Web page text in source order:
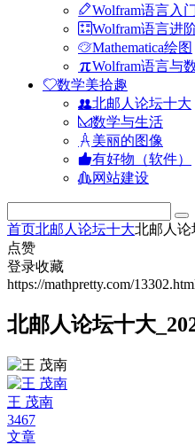
Wolfram语言入
Wolfram语言进
Mathematica绘图
Wolfram语言与
数学美拾趣
北邮人论坛十大
数学与生活
美丽的图像
有好物（软件）
网站建设
首页北邮人论坛十大北邮人论
点赞
登录收藏
https://mathpretty.com/
北邮人论坛十大
王 茂南
3467
文章